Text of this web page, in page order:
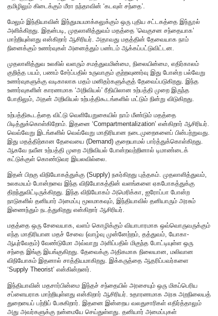
தமிழிலும் கிடைக்கும் மீரா நந்தாவின் ‘கடவுள் சந்தை’.
மேலும் இந்தியாவின் இந்துமயமாக்கலுக்கும் ஒரு புதிய சட்டகத்தை இந்நூல்
அளிக்கிறது. இதன்படி, முதலாளித்துவம் மதத்தை ‘வெகுசன சந்தையாக’
மாற்றியுள்ளது என்கிறார் ஆசிரியர். அதாவது மதத்தின் தேவையாக நாம்
நினைக்கும் உணர்வுகள் அனைத்தும் பண்டம் ஆக்கப்பட்டுவிட்டன.
முதலாளித்துவ உலகில் வளரும் சமத்துவமின்மை, நிலையின்மை, எதிர்காலம்
குறித்த பயம், பணம் சேர்ப்பதில் உருவாகும் குற்றவுணர்வு இது போன்ற பல்வேறு
உணர்வுகளுக்கு வடிகாலாக மதம் மனிதர்களுக்குத் தேவைப்படுகிறது. இந்த
உணர்வுகளின் காரணமாக ‘அறிவியல்’ ரீதியிலான உற்பத்தி முறை இருந்த
போதிலும், அதன் அறிவியல் உற்பத்திகூடங்களில் மட்டும் நின்று விடுகிறது.
உற்பத்திகூடத்தை விட்டு வெளியேறுகையில் நாம் மீண்டும் மதத்தை
பிடித்துக்கொள்கிறோம். இதனை ‘Compartmentalization’ என்கிறார் ஆசிரியர்.
வெவ்வேறு இடங்களில் வெவ்வேறு மாதிரியான நடைமுறைகளைப் பின்பற்றுவது.
இது மதத்திற்கான தேவையை (Demand) குறையாமல் பார்த்துக்கொள்கிறது.
ஆகவே நவீன உற்பத்தி முறை அறிவியல் போன்றவற்றினால் டிமாண்டைக்
கட்டுக்குள் கொண்டுவர இயலவில்லை.
இதன் பிறகு விநியோகத்துக்கு (Supply) நகர்கிறது புத்தகம். முதலாளித்துவம்,
உலகமயம் போன்றவை இந்த விநியோகத்தின் வளங்களை ஏகபோகத்துக்கு
திறந்துவிட்டிருக்கிறது. இந்த விநியோகம் அமெரிக்கா, ஐரோப்பா போன்ற
நாடுகளில் தனியார் அமைப்பு மூலமாகவும், இந்தியாவில் தனியாரும் அரசும்
இணைந்தும் நடத்துகிறது என்கிறார் ஆசிரியர்.
மதத்தை ஒரு சேவையாக, வளம் கொழிக்கும் வியாபாரமாக ஒவ்வொருவருக்கும்
எந்த மாதிரியான மதச் சேவை (வாழ்வு முன்னேற்றம், தத்துவம், யோகா-
ஆயுர்வேதம்) வேண்டுமோ அவ்வாறு அளிப்பதில் மிகுந்த போட்டியுள்ள ஒரு
சந்தை இங்கு இயங்குகிறது. தேவைக்கு அதிகமாக நிலையான, மலிவான
விநியோகம் இதனால் சாத்தியமாகிறது. இக்கருத்தை ஆதரிப்பவர்களை
‘Supply Theorist’ என்கின்றனர்.
இந்தியாவின் மதசார்பின்மை இந்தச் சந்தையில் அரசையும் ஒரு மிகப்பெரிய
சப்ளையராக மாற்றியுள்ளது என்கிறார் ஆசிரியர். உதாரணமாக அரசு அறநிலையத்
துறையைப் பற்றிப் பேசுகிறார். இதனை இன்றைய வலதுசாரிகள் எதிர்த்தாலும்
அது அவர்களுக்கு நன்மையே செய்துள்ளது. தனியார் அமைப்புகள்